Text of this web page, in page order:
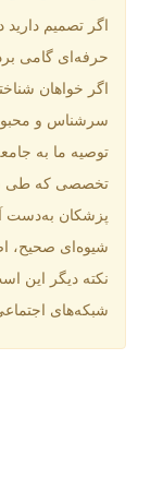
اگر تصمیم
حرفه‌ای گامی
اگر خواهان
سرشناس و
توصیه ما به
تخصصی که طی
پزشکان به‌دست
شیوه‌ای صحیح،
نکته دیگر این
شبکه‌های